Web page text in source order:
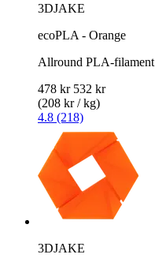
3DJAKE
ecoPLA - Orange
Allround PLA-filament
478 kr 532 kr
(208 kr / kg)
4.8 (218)
3DJAKE